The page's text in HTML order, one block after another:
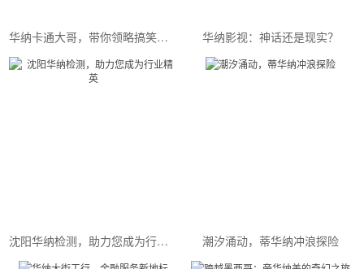
华纳卡通大哥，带你领略搞笑的魅力 华纳影视：神话还是现实？
沈阳华纳检测，助力您成为行业精英 潮汐涌动，蒂华纳冲浪探险